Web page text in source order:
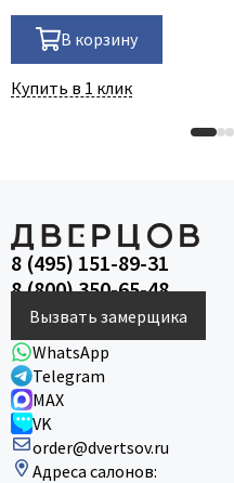
В корзину
Купить в 1 клик
8 (495) 151-89-31
8 (800) 350-65-48
Вызвать замерщика
WhatsApp
Telegram
MAX
VK
order@dvertsov.ru
Адреса салонов: